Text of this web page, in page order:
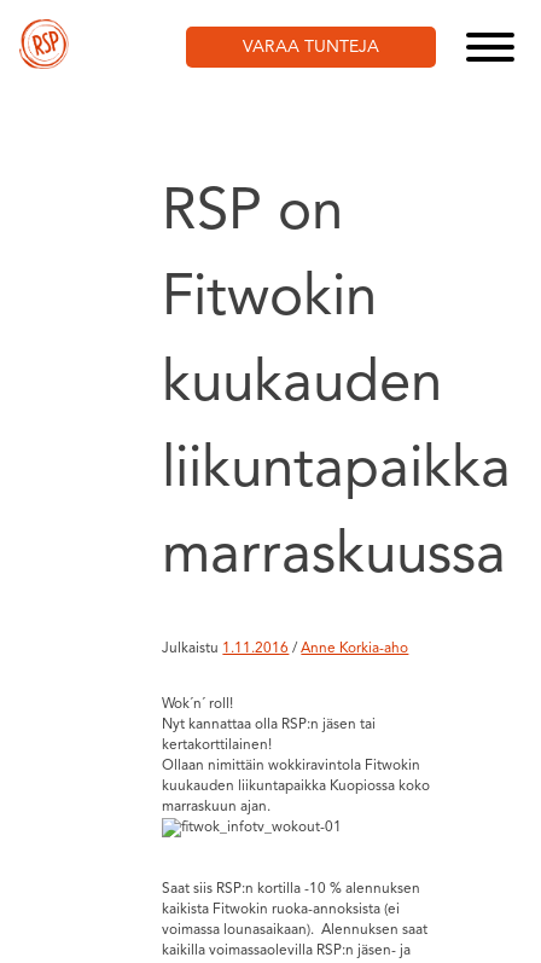
content
VARAA TUNTEJA
RSP on
Fitwokin
kuukauden
liikuntapaikka
marraskuussa
Julkaistu 1.11.2016 /Anne Korkia-aho
Wok´n´ roll!
Nyt kannattaa olla RSP:n jäsen tai
kertakorttilainen!
Ollaan nimittäin wokkiravintola Fitwokin
kuukauden liikuntapaikka Kuopiossa koko
marraskuun ajan.
Saat siis RSP:n kortilla -10 % alennuksen
kaikista Fitwokin ruoka-annoksista (ei
voimassa lounasaikaan). Alennuksen saat
kaikilla voimassaolevilla RSP:n jäsen- ja